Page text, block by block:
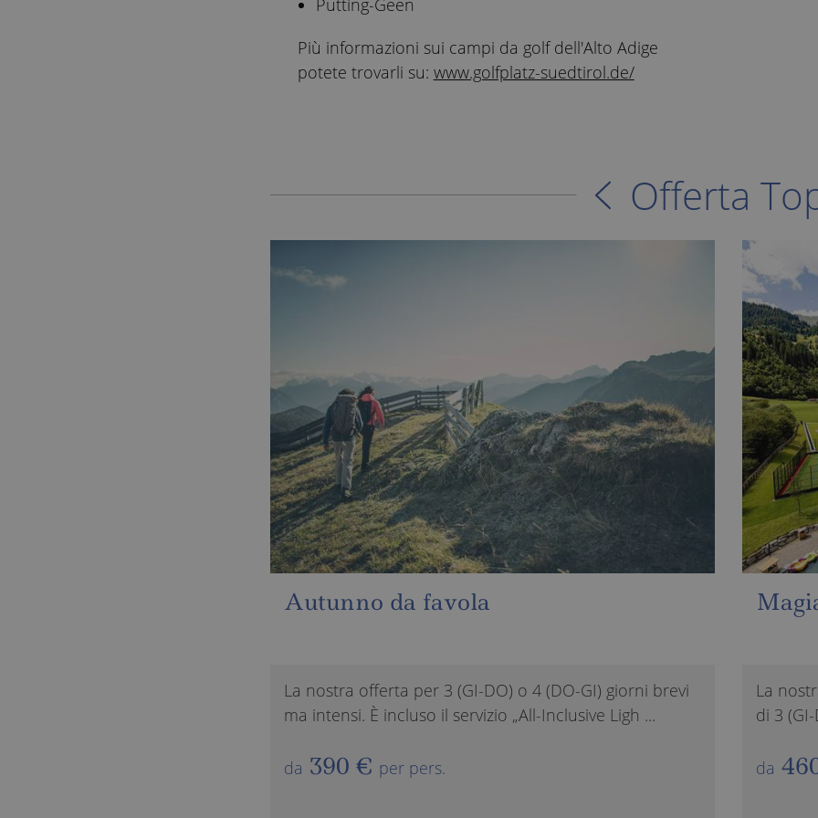
Più informazioni sui campi da golf dell'Alto Adige
potete trovarli su: www.golfplatz-suedtirol.de/
Offerta
Magia di primavera
La nostra offerta „All-Inclusive Light“ per un soggiorno
di 3 (GI-DO) o 4 (DO-GI) notti allo Schneeberg e un b ...
da 460 € per pers.
La
„All-
7=6